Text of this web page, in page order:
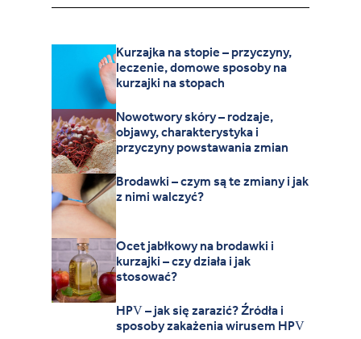
Kurzajka na stopie – przyczyny,
leczenie, domowe sposoby na
kurzajki na stopach
Nowotwory skóry – rodzaje,
objawy, charakterystyka i
przyczyny powstawania zmian
Brodawki – czym są te zmiany i jak
z nimi walczyć?
Ocet jabłkowy na brodawki i
kurzajki – czy działa i jak
stosować?
HPV – jak się zarazić? Źródła i
sposoby zakażenia wirusem HPV